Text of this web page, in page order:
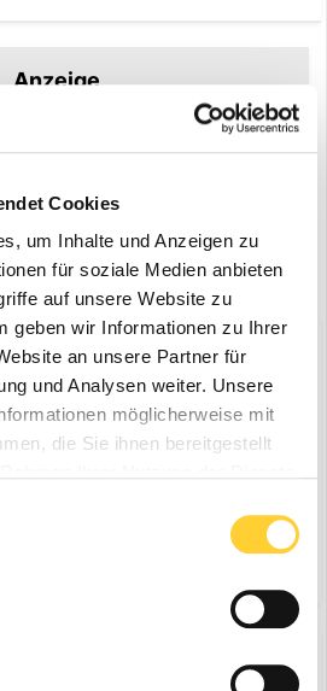
Cookies
um Inhalte und Anzeigen zu
für soziale Medien anbieten
auf unsere Website zu
geben wir Informationen zu Ihrer
an unsere Partner für
und Analysen weiter. Unsere
möglicherweise mit
die Sie ihnen bereitgestellt
Anzeige
um diese Anzeige nicht mehr zu sehen.
Dich später anmelden. Wenn du
kannst du dich hieranmelden
moderator approval before it will be
Thema...